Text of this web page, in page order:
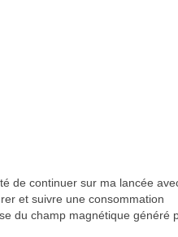
de continuer sur ma lancée
et suivre une consommation
du champ magnétique généré